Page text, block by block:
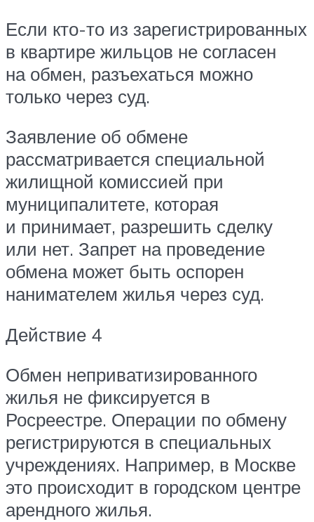
Если кто-то из зарегистрированных
в квартире жильцов не согласен
на обмен, разъехаться можно
только через суд.
Заявление об обмене
рассматривается специальной
жилищной комиссией при
муниципалитете, которая
и принимает, разрешить сделку
или нет. Запрет на проведение
обмена может быть оспорен
нанимателем жилья через суд.
Действие 4
Обмен неприватизированного
жилья не фиксируется в
Росреестре. Операции по обмену
регистрируются в специальных
учреждениях. Например, в Москве
это происходит в городском центре
арендного жилья.